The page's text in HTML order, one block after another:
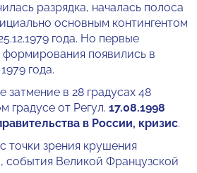
разрядка, началась полоса
основным контингентом
года. Но первые
формирования появились в
года.
затмение в 28 градусах 48
градусе от Регул. 17.08.1998
в России, кризис.
точки зрения крушения
события Великой Французской